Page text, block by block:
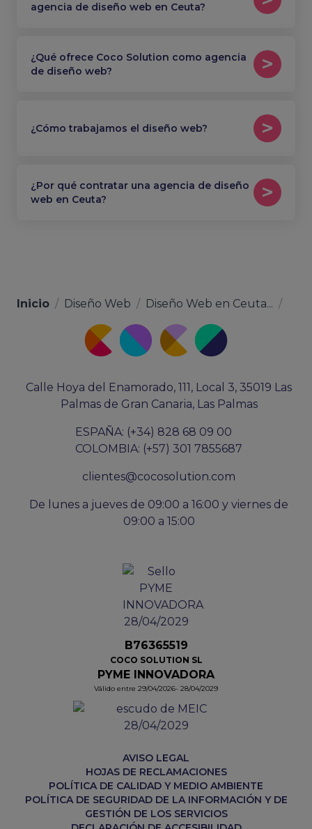
agencia de diseño web en Ceuta?
¿Qué ofrece Coco Solution como agencia
de diseño web?
¿Cómo trabajamos el diseño web?
¿Por qué contratar una agencia de diseño
web en Ceuta?
Inicio / Diseño Web / Diseño Web en Ceuta... /
Calle Hoya del Enamorado, 111, Local 3, 35019 Las
Palmas de Gran Canaria, Las Palmas
ESPAÑA: (+34) 828 68 09 00
COLOMBIA: (+57) 301 7855687
clientes@cocosolution.com
De lunes a jueves de 09:00 a 16:00 y viernes de
09:00 a 15:00
B76365519
COCO SOLUTION SL
PYME INNOVADORA
Válido entre 29/04/2026- 28/04/2029
AVISO LEGAL
HOJAS DE RECLAMACIONES
POLÍTICA DE CALIDAD Y MEDIO AMBIENTE
POLÍTICA DE SEGURIDAD DE LA INFORMACIÓN Y DE
GESTIÓN DE LOS SERVICIOS